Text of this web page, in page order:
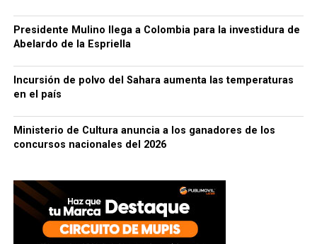
Presidente Mulino llega a Colombia para la investidura de
Abelardo de la Espriella
Incursión de polvo del Sahara aumenta las temperaturas
en el país
Ministerio de Cultura anuncia a los ganadores de los
concursos nacionales del 2026